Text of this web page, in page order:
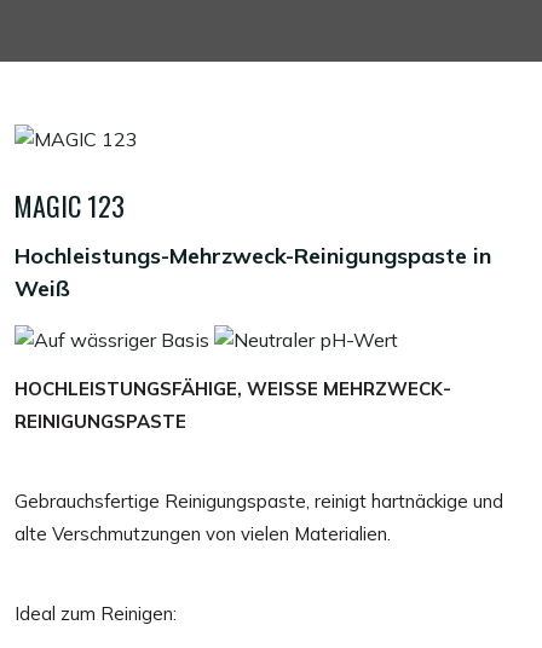
MAGIC 123
Hochleistungs-Mehrzweck-Reinigungspaste in
Weiß
HOCHLEISTUNGSFÄHIGE, WEISSE MEHRZWECK-
REINIGUNGSPASTE
Gebrauchsfertige Reinigungspaste, reinigt hartnäckige und
alte Verschmutzungen von vielen Materialien.
Ideal zum Reinigen: